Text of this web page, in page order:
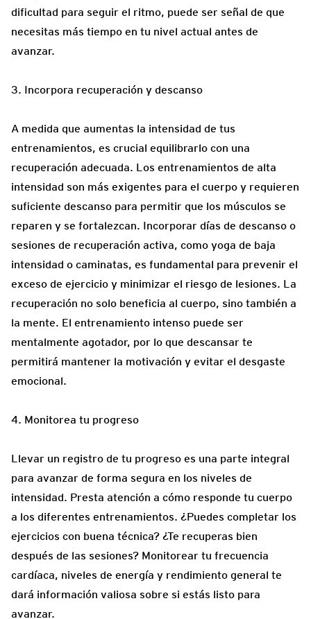
dificultad para seguir el ritmo, puede ser señal de que
necesitas más tiempo en tu nivel actual antes de
avanzar.
3. Incorpora recuperación y descanso
A medida que aumentas la intensidad de tus
entrenamientos, es crucial equilibrarlo con una
recuperación adecuada. Los entrenamientos de alta
intensidad son más exigentes para el cuerpo y requieren
suficiente descanso para permitir que los músculos se
reparen y se fortalezcan. Incorporar días de descanso o
sesiones de recuperación activa, como yoga de baja
intensidad o caminatas, es fundamental para prevenir el
exceso de ejercicio y minimizar el riesgo de lesiones. La
recuperación no solo beneficia al cuerpo, sino también a
la mente. El entrenamiento intenso puede ser
mentalmente agotador, por lo que descansar te
permitirá mantener la motivación y evitar el desgaste
emocional.
4. Monitorea tu progreso
Llevar un registro de tu progreso es una parte integral
para avanzar de forma segura en los niveles de
intensidad. Presta atención a cómo responde tu cuerpo
a los diferentes entrenamientos. ¿Puedes completar los
ejercicios con buena técnica? ¿Te recuperas bien
después de las sesiones? Monitorear tu frecuencia
cardíaca, niveles de energía y rendimiento general te
dará información valiosa sobre si estás listo para
avanzar.